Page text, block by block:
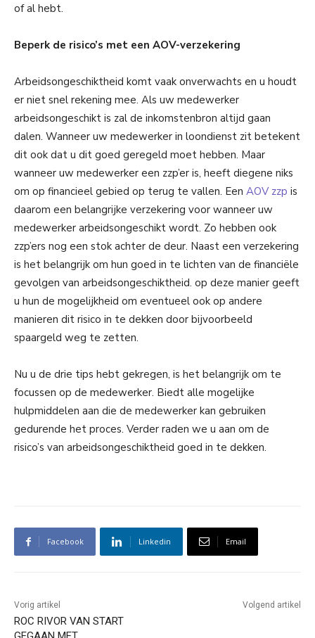
of al hebt.
Beperk de risico’s met een AOV-verzekering
Arbeidsongeschiktheid komt vaak onverwachts en u houdt
er niet snel rekening mee. Als uw medewerker
arbeidsongeschikt is zal de inkomstenbron altijd gaan
dalen. Wanneer uw medewerker in loondienst zit betekent
dit ook dat u dit goed geregeld moet hebben. Maar
wanneer uw medewerker een zzp’er is, heeft diegene niks
om op financieel gebied op terug te vallen. Een AOV zzp is
daarom een belangrijke verzekering voor wanneer uw
medewerker arbeidsongeschikt wordt. Zo hebben ook
zzp’ers nog een stok achter de deur. Naast een verzekering
is het belangrijk om hun goed in te lichten van de financiële
gevolgen van arbeidsongeschiktheid. op deze manier geeft
u hun de mogelijkheid om eventueel ook op andere
manieren dit risico in te dekken door bijvoorbeeld
spaargeld weg te zetten.
Nu u de drie tips hebt gekregen, is het belangrijk om te
focussen op de medewerker. Biedt alle mogelijke
hulpmiddelen aan die de medewerker kan gebruiken
gedurende het proces. Verder raden we u aan om de
risico’s van arbeidsongeschiktheid goed in te dekken.
Facebook Linkedin Email
Vorig artikel
ROC RIVOR VAN START
Volgend artikel